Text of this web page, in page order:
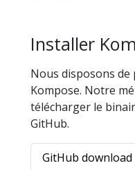
Installer
Nous disposons
Kompose. Notre
télécharger le
GitHub.
GitHub download